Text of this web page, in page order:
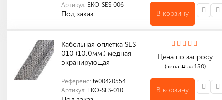
Артикул: EKO-SES-006
Под заказ В корзину
Кабельная оплетка SES-
010 (10,0мм.) медная
экранирующая
Референс: te00420554
Артикул: EKO-SES-010
Цена по запросу
(цена aза 150)
В корзину